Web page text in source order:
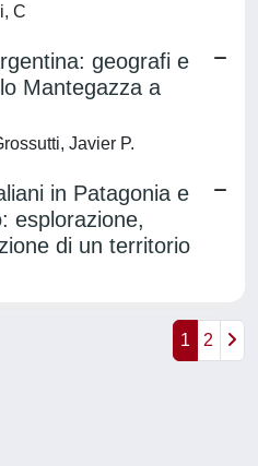
C
geografi e
Mantegazza a
Javier P.
in Patagonia e
esplorazione,
di un territorio
1 2